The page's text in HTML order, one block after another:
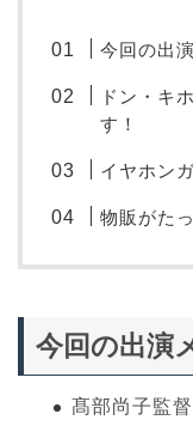
今回の出
ドン・キ
す！
イヤホン
物販がた
今回の出演
髙部尚子監督